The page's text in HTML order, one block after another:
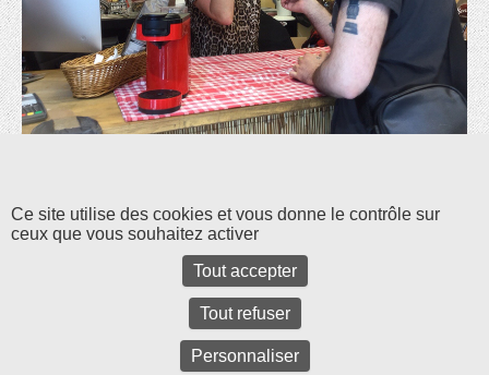
Ce site utilise des cookies et vous donne le contrôle sur
ceux que vous souhaitez activer
Tout accepter
Tout refuser
Personnaliser